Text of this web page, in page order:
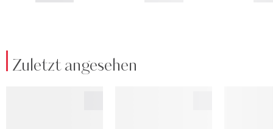
Zuletzt angesehen